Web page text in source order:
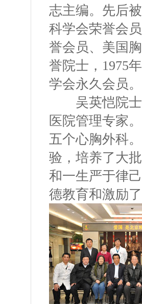
志主编。先后
科学会荣誉会
誉会员、美国
誉院士，1975
学会永久会员。
吴英恺院士
医院管理专家
五个心胸外科
验，培养了大
和一生严于律
德教育和激励